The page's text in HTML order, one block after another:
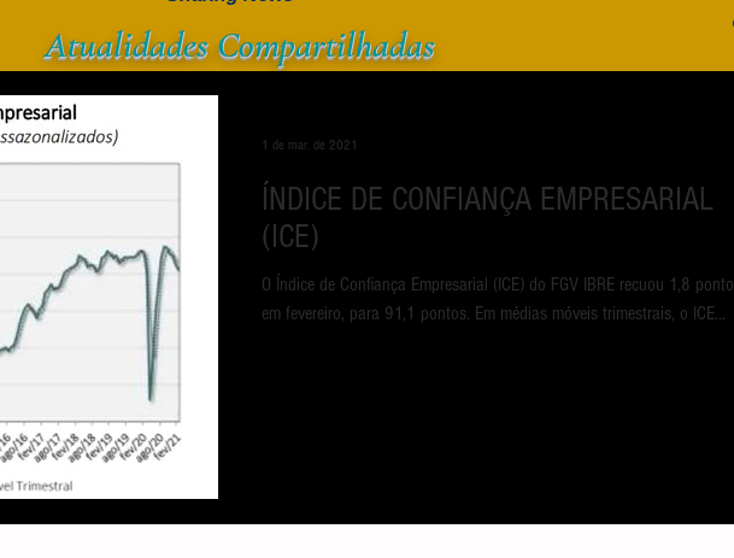
ÍNDICE DE CONFIANÇA EMPRESARIAL
(ICE)
O Índice de Confiança Empresarial (ICE) do FGV IBRE recuou 1,8 ponto
em fevereiro, para 91,1 pontos. Em médias móveis trimestrais, o ICE...
1 de mar. de 2021
Atualidades Compartilhadas